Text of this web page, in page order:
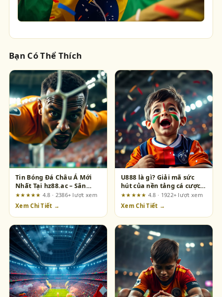
Bạn Có Thể Thích
Tin Bóng Đá Châu Á Mới
Nhất Tại hz88.ac – Sân
Chơi Của Dân Chơi Thực
Thụ
★★★★★ 4.8 · 2386+ lượt xem
Xem Chi Tiết →
U888 là gì? Giải mã sức
hút của nền tảng cá cược
trực tuyến hàng đầu
★★★★★ 4.8 · 1922+ lượt xem
Xem Chi Tiết →